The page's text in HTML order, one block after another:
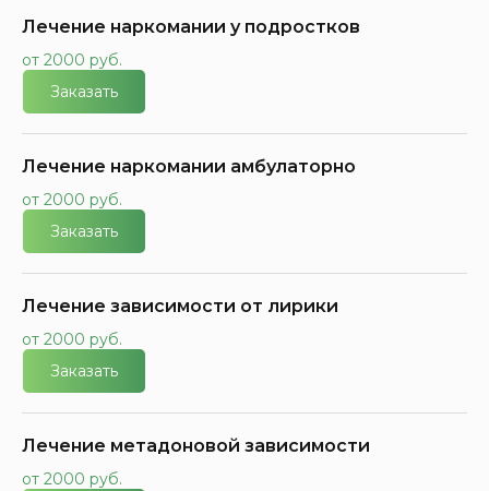
Лечение наркомании у подростков
от 2000 руб.
Заказать
Лечение наркомании амбулаторно
от 2000 руб.
Заказать
Лечение зависимости от лирики
от 2000 руб.
Заказать
Лечение метадоновой зависимости
от 2000 руб.